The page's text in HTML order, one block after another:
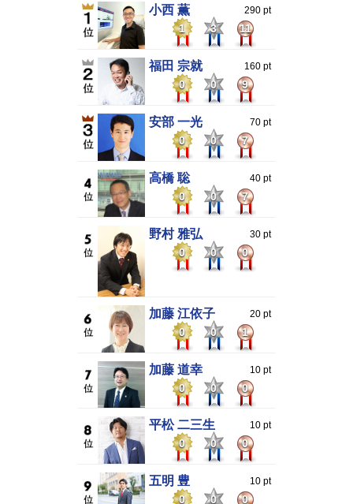
小西 薫 290 pt
1 3 11
福田 宗就 160 pt
0 0 9
安部 一光 70 pt
0 0 7
高橋 聡 40 pt
0 0 7
野村 雅弘 30 pt
0 0 0
加藤 江依子 20 pt
0 0 1
加藤 道幸 10 pt
0 0 0
平松 二三生 10 pt
0 0 0
五明 豊 10 pt
0 0 0